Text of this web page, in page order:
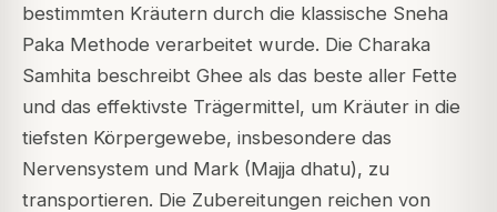
bestimmten Kräutern durch die klassische Sneha
Paka Methode verarbeitet wurde. Die Charaka
Samhita beschreibt Ghee als das beste aller Fette
und das effektivste Trägermittel, um Kräuter in die
tiefsten Körpergewebe, insbesondere das
Nervensystem und Mark (Majja dhatu), zu
transportieren. Die Zubereitungen reichen von